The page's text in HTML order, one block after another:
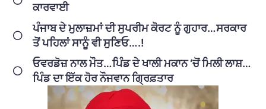
ਕਾਰਵਾਈ
ਪੰਜਾਬ ਦੇ ਮੁਲਾਜ਼ਮਾਂ ਦੀ ਸੁਪਰੀਮ ਕੋਰਟ ਨੂੰ ਗੁਹਾਰ…ਸਰਕਾਰ
ਤੋਂ ਪਹਿਲਾਂ ਸਾਨੂੰ ਵੀ ਸੁਣਿਓ….!
ਓਵਰਡੋਜ਼ ਨਾਲ ਮੌਤ…ਪਿੰਡ ਦੇ ਖਾਲੀ ਮਕਾਨ ‘ਚੋਂ ਮਿਲੀ ਲਾਸ਼…
ਪਿੰਡ ਦਾ ਇੱਕ ਹੋਰ ਨੌਜਵਾਨ ਗ੍ਰਿਫ਼ਤਾਰ